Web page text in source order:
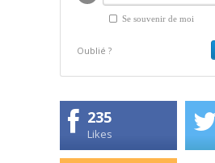
Se souvenir de moi
Oublié ?
235
Likes